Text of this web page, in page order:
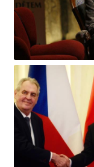
Obrázek